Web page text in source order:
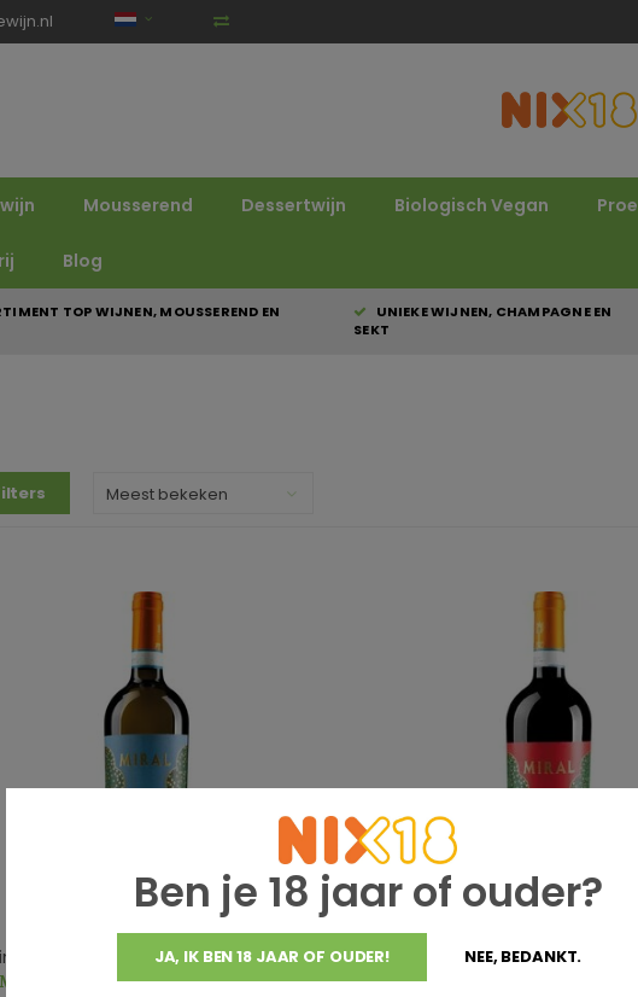
Mousserend Dessertwijn Biologisch Vegan
Blog
TOP WIJNEN, MOUSSEREND EN
UNIEKE WIJNEN, CHAMPAGNE EN
SEKT
Ben je 18 jaar of ouder?
JA, IK BEN 18 JAAR OF OUDER! NEE, BEDANKT.
Meest bekeken
Fina
Grillo Sicilia DOC
Cantine Fina
Fina Miral Nero d'Avola Sicilia